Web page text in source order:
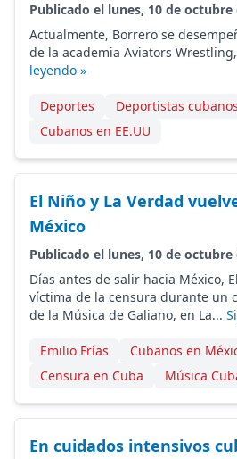
Publicado el lunes, 10 de octubre
Actualmente, Borrero se
de la academia Aviators
leyendo »
Deportes Deportistas cubanos
Cubanos en EE.UU
El Niño y La Verdad
México
Publicado el lunes, 10 de octubre
Días antes de salir hacia México,
víctima de la censura durante un
de la Música de Galiano, en La...
Emilio Frías
Cubanos en
Censura en Cuba
Música
En cuidados intensivos